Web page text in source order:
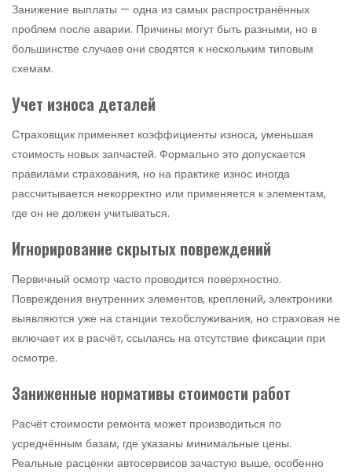
Занижение выплаты — одна из самых распространённых
проблем после аварии. Причины могут быть разными, но в
большинстве случаев они сводятся к нескольким типовым
схемам.
Учет износа деталей
Страховщик применяет коэффициенты износа, уменьшая
стоимость новых запчастей. Формально это допускается
правилами страхования, но на практике износ иногда
рассчитывается некорректно или применяется к элементам,
где он не должен учитываться.
Игнорирование скрытых повреждений
Первичный осмотр часто проводится поверхностно.
Повреждения внутренних элементов, креплений, электроники
выявляются уже на станции техобслуживания, но страховая не
включает их в расчёт, ссылаясь на отсутствие фиксации при
осмотре.
Заниженные нормативы стоимости работ
Расчёт стоимости ремонта может производиться по
усреднённым базам, где указаны минимальные цены.
Реальные расценки автосервисов зачастую выше, особенно